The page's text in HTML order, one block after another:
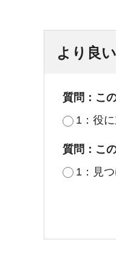
より良
質問：こ
1：役
質問：こ
1：見